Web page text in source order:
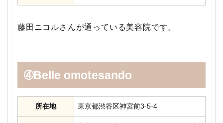
藤田ニコルさんが通っている美容院です。
➃Belle omotesando
所在地 東京都渋谷区神宮前3-5-4